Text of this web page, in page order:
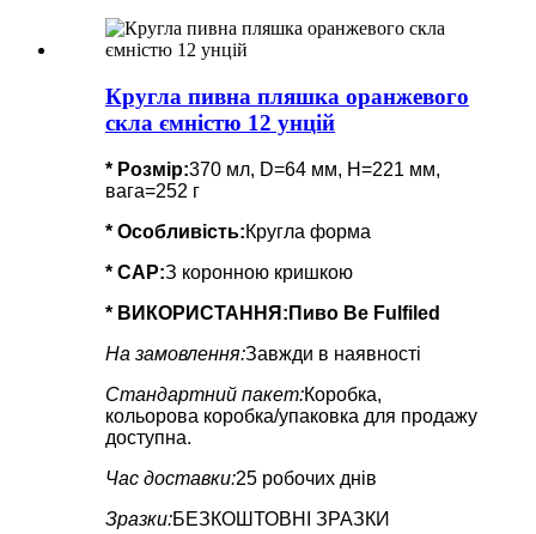
Кругла пивна пляшка оранжевого
скла ємністю 12 унцій
* Розмір:370 мл, D=64 мм, H=221 мм,
вага=252 г
* Особливість:Кругла форма
* CAP:З коронною кришкою
* ВИКОРИСТАННЯ: Пиво Be Fulfiled
На замовлення:Завжди в наявності
Стандартний пакет:Коробка,
кольорова коробка/упаковка для продажу
доступна.
Час доставки:25 робочих днів
Зразки:БЕЗКОШТОВНІ ЗРАЗКИ